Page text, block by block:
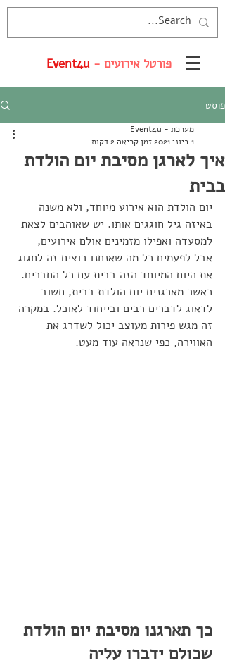
פורטל אירועים - Event4u
פוסט
איך לארגן מסיבת יום הולדת
בבית
מערכת - Event4u
1 ביוני 2021
זמן קריאה 2 דקות
יום הולדת הוא אירוע מיוחד, ולא משנה
באיזה גיל חוגגים אותו. יש שאוהבים לצאת
למסעדה ואפילו מזמינים אולם אירועים,
אבל לפעמים כל מה שאנחנו רוצים זה לחגוג
את היום המיוחד הזה בבית עם כל החברים.
כאשר מארגנים יום הולדת בבית, חשוב
לדאוג לדברים רבים ובייחוד לאוכל. במקרה
זה מגש פירות מעוצב יכול לשדרג את
האווירה, כפי שנראה עוד מעט.
כך תארגנו מסיבת יום הולדת
שכולם ידברו עליה